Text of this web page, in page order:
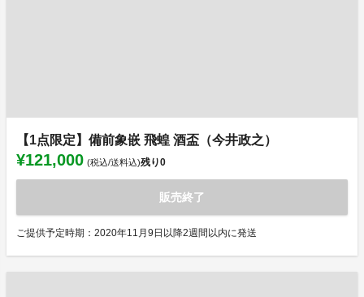
【1点限定】備前象嵌 飛蝗 酒盃（今井政之）
¥121,000 (税込/送料込)残り0
販売終了
ご提供予定時期：2020年11月9日以降2週間以内に発送